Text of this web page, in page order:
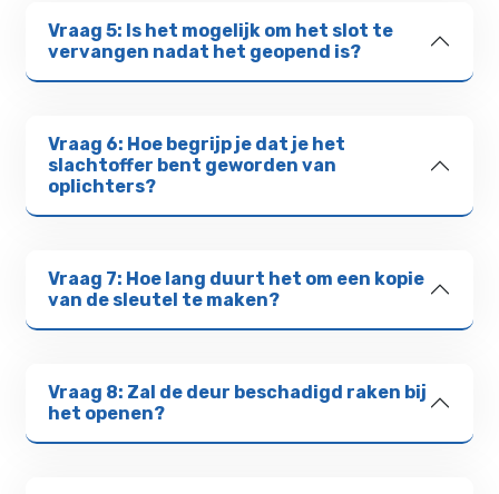
Vraag 5: Is het mogelijk om het slot te
vervangen nadat het geopend is?
Vraag 6: Hoe begrijp je dat je het
slachtoffer bent geworden van
oplichters?
Vraag 7: Hoe lang duurt het om een kopie
van de sleutel te maken?
Vraag 8: Zal de deur beschadigd raken bij
het openen?